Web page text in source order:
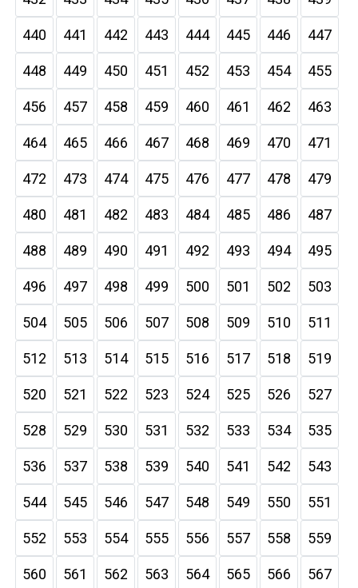
440 441 442 443 444 445 446 447
448 449 450 451 452 453 454 455
456 457 458 459 460 461 462 463
464 465 466 467 468 469 470 471
472 473 474 475 476 477 478 479
480 481 482 483 484 485 486 487
488 489 490 491 492 493 494 495
496 497 498 499 500 501 502 503
504 505 506 507 508 509 510 511
512 513 514 515 516 517 518 519
520 521 522 523 524 525 526 527
528 529 530 531 532 533 534 535
536 537 538 539 540 541 542 543
544 545 546 547 548 549 550 551
552 553 554 555 556 557 558 559
560 561 562 563 564 565 566 567